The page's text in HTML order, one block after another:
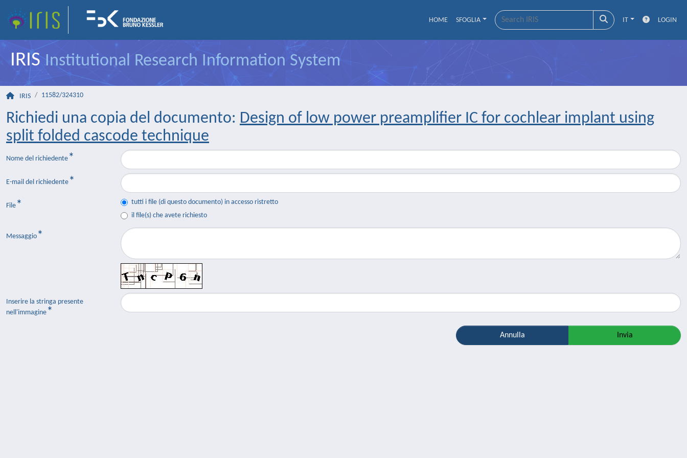
HOME SFOGLIA IT LOGIN
IRISInstitutional Research Information System
IRIS 11582/324310
Richiedi una copia del documento: Design of low power preamplifier IC for cochlear implant using
split folded cascode technique
Nome del richiedente
E-mail del richiedente
File
tutti i file (di questo documento) in accesso ristretto
il file(s) che avete richiesto
Messaggio
Inserire la stringa presente
nell'immagine
Annulla Invia